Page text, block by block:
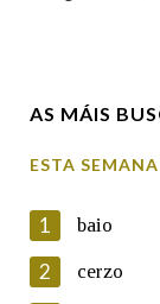
AS MÁIS
ESTA SEMANA
1 baio
2 cerzo